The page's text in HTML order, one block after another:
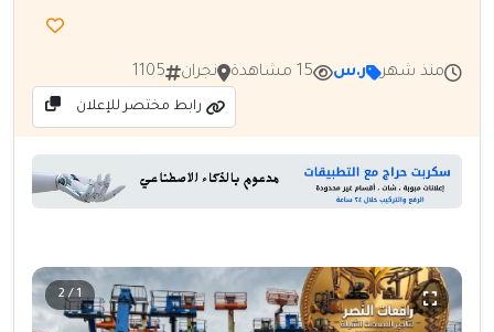
منذ شهر ر.س 15 مشاهدة نجران 1105
رابط مختصر للإعلان
1 / 2